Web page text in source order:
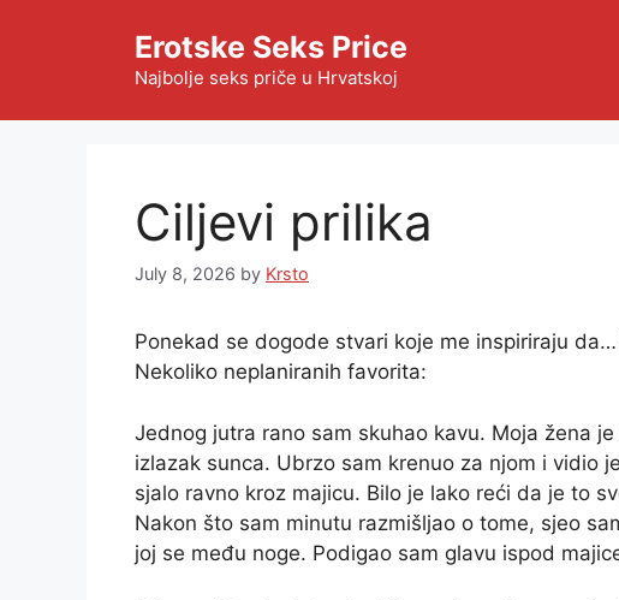
Erotske Seks Price
Najbolje seks priče u Hrvatskoj
Ciljevi prilika
July 8, 2026 by Krsto
Ponekad se dogode stvari koje me inspiriraju
Nekoliko neplaniranih favorita:
Jednog jutra rano sam skuhao kavu. Moja žena
izlazak sunca. Ubrzo sam krenuo za njom i vidio
sjalo ravno kroz majicu. Bilo je lako reći da je to
Nakon što sam minutu razmišljao o tome, sjeo
joj se među noge. Podigao sam glavu ispod